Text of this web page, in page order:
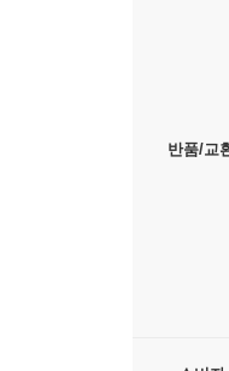
반품/교